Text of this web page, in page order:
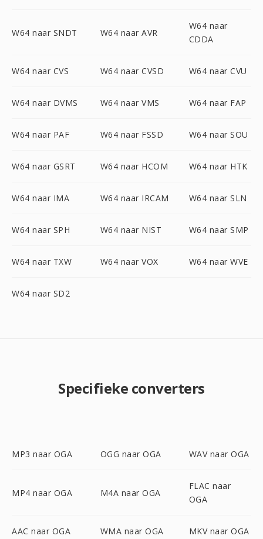
W64 naar SNDT W64 naar AVR
W64 naar
CDDA
W64 naar CVS W64 naar CVSD W64 naar CVU
W64 naar DVMS W64 naar VMS W64 naar FAP
W64 naar PAF W64 naar FSSD W64 naar SOU
W64 naar GSRT W64 naar HCOM W64 naar HTK
W64 naar IMA W64 naar IRCAM W64 naar SLN
W64 naar SPH W64 naar NIST W64 naar SMP
W64 naar TXW W64 naar VOX W64 naar WVE
W64 naar SD2
Specifieke converters
MP3 naar OGA OGG naar OGA WAV naar OGA
MP4 naar OGA M4A naar OGA
FLAC naar
OGA
AAC naar OGA WMA naar OGA MKV naar OGA